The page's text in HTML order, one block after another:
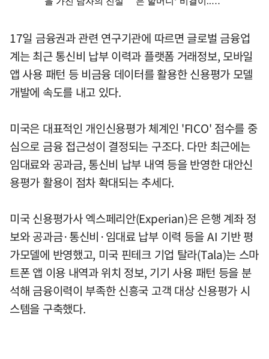
17일 금융권과 관련 연구기관에 따르면 글로벌 금융업
계는 최근 통신비 납부 이력과 플랫폼 거래정보, 모바일
앱 사용 패턴 등 비금융 데이터를 활용한 신용평가 모델
개발에 속도를 내고 있다.
미국은 대표적인 개인신용평가 체계인 'FICO' 점수를 중
심으로 금융 접근성이 결정되는 구조다. 다만 최근에는
임대료와 공과금, 통신비 납부 내역 등을 반영한 대안신
용평가 활용이 점차 확대되는 추세다.
미국 신용평가사 엑스페리안(Experian)은 은행 계좌 정
보와 공과금·통신비·임대료 납부 이력 등을 AI 기반 평
가모델에 반영했고, 미국 핀테크 기업 탈라(Tala)는 스마
트폰 앱 이용 내역과 위치 정보, 기기 사용 패턴 등을 분
석해 금융이력이 부족한 신흥국 고객 대상 신용평가 시
스템을 구축했다.